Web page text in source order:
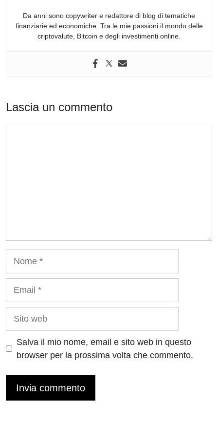
Da anni sono copywriter e redattore di blog di tematiche
finanziarie ed economiche. Tra le mie passioni il mondo delle
criptovalute, Bitcoin e degli investimenti online.
Lascia un commento
Salva il mio nome, email e sito web in questo
browser per la prossima volta che commento.